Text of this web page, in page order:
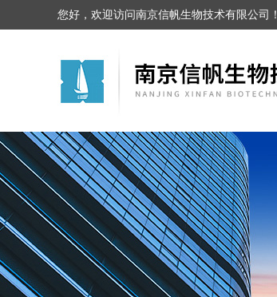
您好，欢迎访问南京信帆生物技术有限公司！